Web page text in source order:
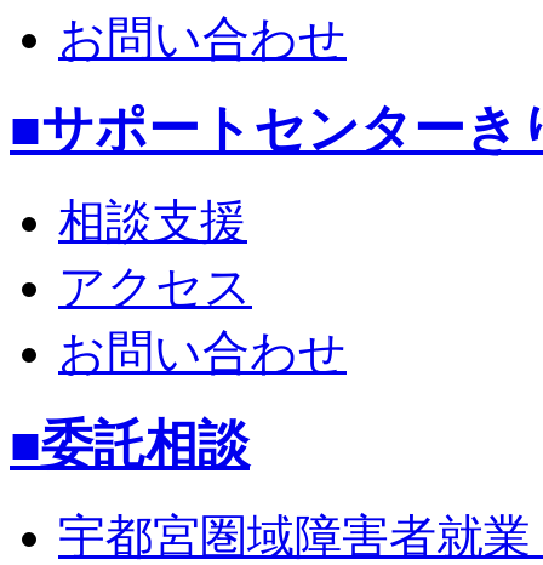
お問い合わせ
■サポートセンターき
相談支援
アクセス
お問い合わせ
■委託相談
宇都宮圏域障害者就